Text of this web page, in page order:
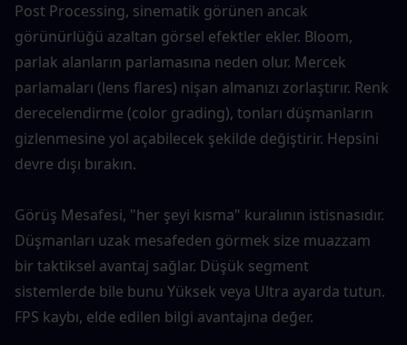
Post Processing, sinematik görünen ancak
görünürlüğü azaltan görsel efektler ekler. Bloom,
parlak alanların parlamasına neden olur. Mercek
parlamaları (lens flares) nişan almanızı zorlaştırır. Renk
derecelendirme (color grading), tonları düşmanların
gizlenmesine yol açabilecek şekilde değiştirir. Hepsini
devre dışı bırakın.
Görüş Mesafesi, "her şeyi kısma" kuralının istisnasıdır.
Düşmanları uzak mesafeden görmek size muazzam
bir taktiksel avantaj sağlar. Düşük segment
sistemlerde bile bunu Yüksek veya Ultra ayarda tutun.
FPS kaybı, elde edilen bilgi avantajına değer.